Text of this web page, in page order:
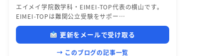
エイメイ学院数学科・EIMEI-TOP代表の横山です。
EIMEI-TOPは難関公立受験をサポー…
更新をメールで受け取る
→ このブログの記事一覧